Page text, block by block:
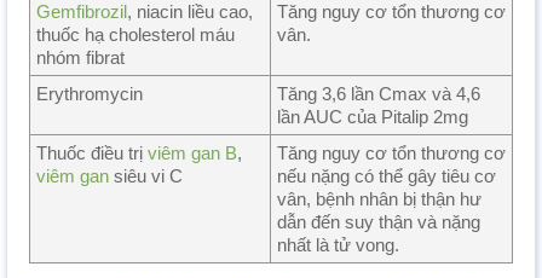
Gemfibrozil, niacin liều cao,
thuốc hạ cholesterol máu
nhóm fibrat
Tăng nguy cơ tổn thương cơ
vân.
Erythromycin
Tăng 3,6 lần Cmax và 4,6
lần AUC của Pitalip 2mg
Thuốc điều trị viêm gan B,
viêm gan siêu vi C
Tăng nguy cơ tổn thương cơ
nếu nặng có thể gây tiêu cơ
vân, bệnh nhân bị thận hư
dẫn đến suy thận và nặng
nhất là tử vong.